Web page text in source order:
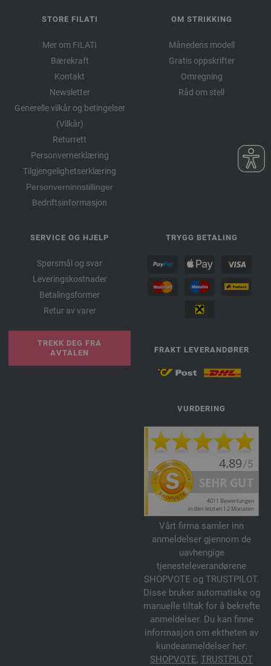
STORE FILATI
Mer om FILATI
Bærekraft
Kontakt
Newsletter
Generelle vilkår og betingelser
(Vilkår)
Returrett
Personvernerklæring
Tilgjengelighetserklæring
Personverninnstillinger
Bedriftsinformasjon
OM STRIKKING
Månedens modell
Gratis oppskrifter
Omregning
Råd om stell
SERVICE OG HJELP
Spørsmål og svar
Leveringskostnader
Betalingsformer
Retur av varer
TREKK DEG FRA
AVTALEN
TRYGG BETALING
FRAKT LEVERANDØRER
VURDERING
Vårt firma samler inn
anmeldelser gjennom de
uavhengige
tjenesteleverandørene
SHOPVOTE og TRUSTPILOT.
Disse bruker automatiske og
manuelle tiltak for å bekrefte
anmeldelser. Du kan finne
informasjon om ektheten av
kundeanmeldelser her:
SHOPVOTE, TRUSTPILOT